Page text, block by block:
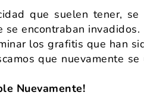
que suelen tener, se
encontraban invadidos.
los grafitis que han
que nuevamente
Nuevamente!